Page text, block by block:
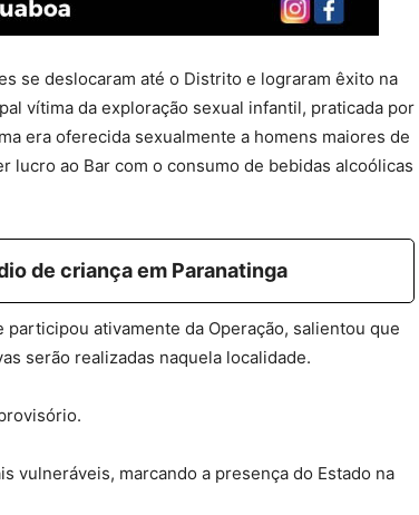
se deslocaram até o Distrito e lograram êxito na
vítima da exploração sexual infantil, praticada por
era oferecida sexualmente a homens maiores de
lucro ao Bar com o consumo de bebidas alcoólicas
de criança em Paranatinga
ativamente da Operação, salientou que
serão realizadas naquela localidade.
vulneráveis, marcando a presença do Estado na